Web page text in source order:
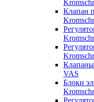
Клапан
Клапаны
VAS
Блоки